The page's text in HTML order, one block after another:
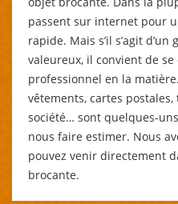
passent sur internet pour
rapide. Mais s’il s’agit
valeureux, il convient de
professionnel en la
vêtements, cartes postales,
société… sont quelques-
nous faire estimer. Nous
pouvez venir directement
brocante.